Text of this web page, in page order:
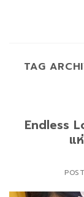
TAG
Endless
แ